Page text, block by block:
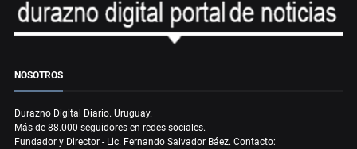
NOSOTROS
Durazno Digital Diario. Uruguay.
Más de 88.000 seguidores en redes sociales.
Fundador y Director - Lic. Fernando Salvador Báez. Contacto: